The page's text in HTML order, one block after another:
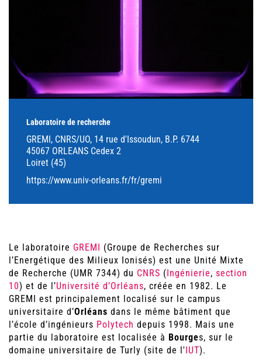
Laboratoire de recherche
GREMI, CNRS/UO, 14 rue d'Issoudun, B.P. 6744
45067 ORLEANS Cedex 2
Loiret (45)
https://www.univ-orleans.fr/fr/gremi
Le laboratoire GREMI
(Groupe de Recherches sur
l’Energétique des Milieux Ionisés) est une Unité Mixte
de Recherche (UMR 7344) du CNRS ( Ingénierie, section
10) et de l’Université d’Orléans, créée en 1982. Le
GREMI est principalement localisé sur le campus
universitaire d’Orléans dans le même bâtiment que
l’école d’ingénieurs Polytech depuis 1998. Mais une
partie du laboratoire est localisée à Bourges, sur le
domaine universitaire de Turly (site de l' IUT).